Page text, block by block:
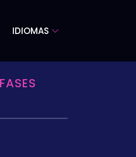
IDIOMAS